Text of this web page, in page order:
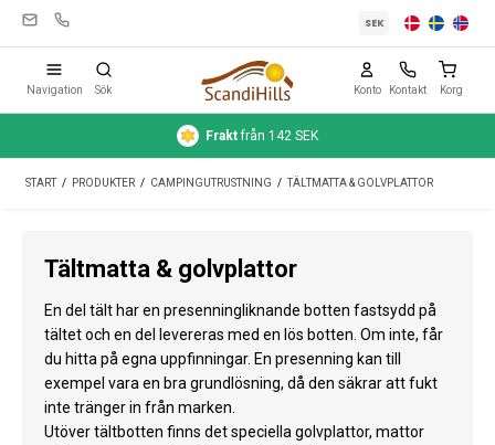
Tält
Reseutrustning
Bil & släp
Gas
SEK
Navigation Sök Konto Kontakt Korg
Fraktfrån 142 SEK
START / PRODUKTER / CAMPINGUTRUSTNING / TÄLTMATTA & GOLVPLATTOR
Tältmatta & golvplattor
En del tält har en presenningliknande botten fastsydd på
tältet och en del levereras med en lös botten. Om inte, får
du hitta på egna uppfinningar. En presenning kan till
exempel vara en bra grundlösning, då den säkrar att fukt
inte tränger in från marken.
Utöver tältbotten finns det speciella golvplattor, mattor